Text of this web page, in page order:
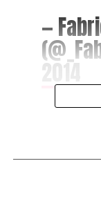
—
2014